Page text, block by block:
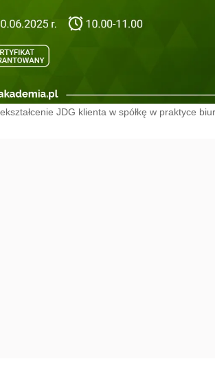
JDG klienta w spółkę w praktyce